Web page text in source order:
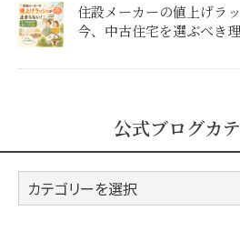
住設メーカーの値上げラ
今、中古住宅を選ぶべき
公式ブログカ
公
式